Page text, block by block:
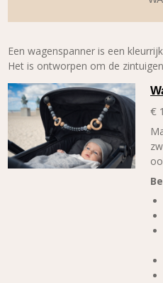
Een wagenspanner is een
Het is ontworpen om de
€